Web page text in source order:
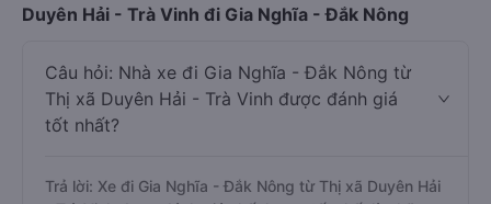
Duyên Hải - Trà Vinh đi Gia Nghĩa - Đắk Nông
Câu hỏi: Nhà xe đi Gia Nghĩa - Đắk Nông từ
Thị xã Duyên Hải - Trà Vinh được đánh giá
tốt nhất?
Trả lời: Xe đi Gia Nghĩa - Đắk Nông từ Thị xã Duyên Hải